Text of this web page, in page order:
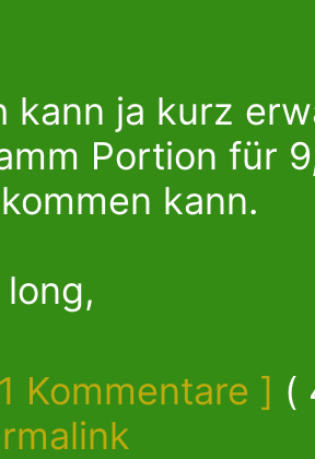
kann ja kurz
Portion für
kann.
long,
Kommentare ] (